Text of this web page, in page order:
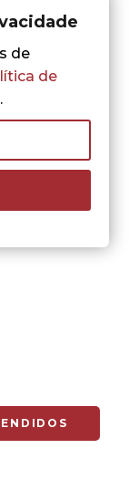
€.19,80 €.
de
de